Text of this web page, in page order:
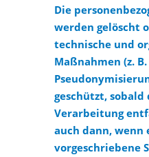
Die
werden gelöscht
technische und
Maßnahmen (z. B.
geschützt, sobald
Verarbeitung
auch dann, wenn
vorgeschriebene